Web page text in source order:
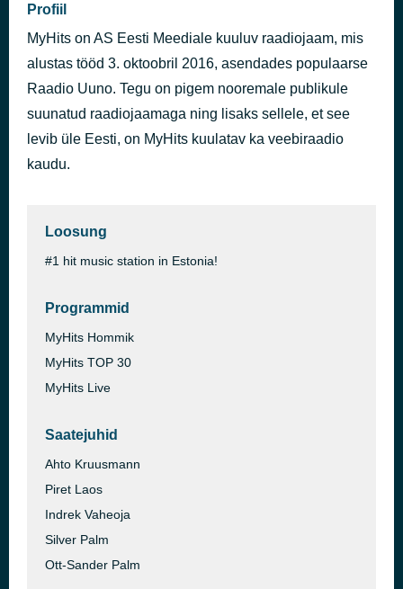
megamix
Villemdrillem
Miss Me
Cheat Codes feat. Marc E. Bassy
35 minuti eest
Profiil
MyHits on AS Eesti Meediale kuuluv raadiojaam, mis
alustas tööd 3. oktoobril 2016, asendades populaarse
Raadio Uuno. Tegu on pigem nooremale publikule
suunatud raadiojaamaga ning lisaks sellele, et see
levib üle Eesti, on MyHits kuulatav ka veebiraadio
kaudu.
Loosung
#1 hit music station in Estonia!
Programmid
MyHits Hommik
MyHits TOP 30
MyHits Live
Saatejuhid
Ahto Kruusmann
Piret Laos
Indrek Vaheoja
Silver Palm
Ott-Sander Palm